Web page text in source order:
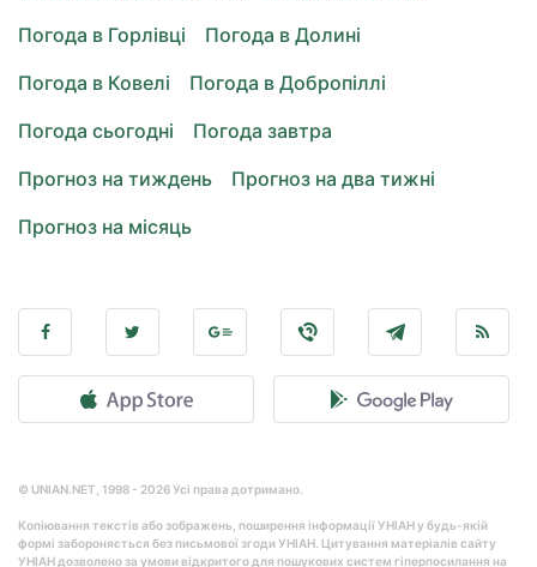
Погода в Горлівці
Погода в Долині
Погода в Ковелі
Погода в Добропіллі
Погода сьогодні
Погода завтра
Прогноз на тиждень
Прогноз на два тижні
Прогноз на місяць
© UNIAN.NET, 1998 - 2026 Усі права дотримано.
Копіювання текстів або зображень, поширення інформації УНІАН у будь-якій
формі забороняється без письмової згоди УНІАН. Цитування матеріалів сайту
УНІАН дозволено за умови відкритого для пошукових систем гіперпосилання на